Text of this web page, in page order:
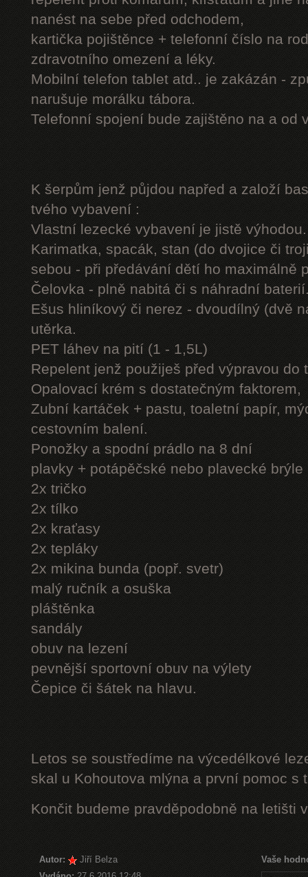
nanést na sebe před odchodem,
kartička pojištěnce + telefonní číslo na
zdravotního omezení a léky.
Mobilní telefon tablet atd.. je zakázán -
narušuje morálku tábora.
Telefonní spojení bude zajištěno na a od
K šerpům jenž půjdou napřed a založí
tvého vybavení :
Vlastní lezecké vybavení je jistě výhodou.
Karimatka, spacák, stan (do dvojice či
sebou - při předávání dětí ho maximálně
Čelovka - plně nabitá či s náhradní
Ešus hliníkový či nerez - dvoudílný (dvě
utěrka.
PET láhev na pití (1 - 1,5L)
Repelent jenž použiješ před výpravou do
Opalovací krém s dostatečným faktorem,
Zubní kartáček + pastu, toaletní papír,
cestovním balení.
Ponožky a spodní prádlo na 8 dní
plavky + potápěčské nebo plavecké brýle
2x tričko
2x tílko
2x kraťasy
2x tepláky
2x mikina bunda (popř. svetr)
malý ručník a osuška
pláštěnka
sandály
obuv na lezení
pevnější sportovní obuv na výlety
Čepice či šátek na hlavu.
Letos se soustředíme na výcedélkové
skal u Kohoutova mlýna a první pomoc s
Končit budeme pravděpodobně na letišti
Autor:
Jiří Belza
Vaše